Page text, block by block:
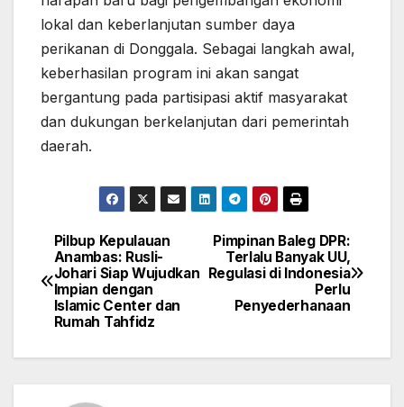
lokal dan keberlanjutan sumber daya
perikanan di Donggala. Sebagai langkah awal,
keberhasilan program ini akan sangat
bergantung pada partisipasi aktif masyarakat
dan dukungan berkelanjutan dari pemerintah
daerah.
Navigasi
pos
Pimpinan Baleg DPR:
Terlalu Banyak UU,
Regulasi di Indonesia
Perlu
Penyederhanaan
Pilbup Kepulauan
Anambas: Rusli-
Johari Siap Wujudkan
Impian dengan
Islamic Center dan
Rumah Tahfidz